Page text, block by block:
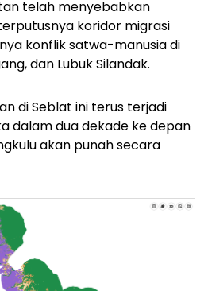
telah menyebabkan
koridor migrasi
konflik satwa-manusia di
dan Lubuk Silandak.
di Seblat ini terus terjadi
dalam dua dekade ke depan
akan punah secara